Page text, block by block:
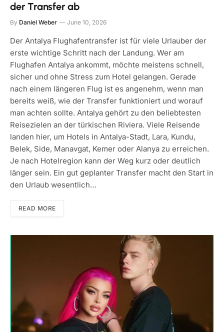
der Transfer ab
By Daniel Weber June 10, 2026
Der Antalya Flughafentransfer ist für viele Urlauber der
erste wichtige Schritt nach der Landung. Wer am
Flughafen Antalya ankommt, möchte meistens schnell,
sicher und ohne Stress zum Hotel gelangen. Gerade
nach einem längeren Flug ist es angenehm, wenn man
bereits weiß, wie der Transfer funktioniert und worauf
man achten sollte. Antalya gehört zu den beliebtesten
Reisezielen an der türkischen Riviera. Viele Reisende
landen hier, um Hotels in Antalya-Stadt, Lara, Kundu,
Belek, Side, Manavgat, Kemer oder Alanya zu erreichen.
Je nach Hotelregion kann der Weg kurz oder deutlich
länger sein. Ein gut geplanter Transfer macht den Start in
den Urlaub wesentlich…
READ MORE